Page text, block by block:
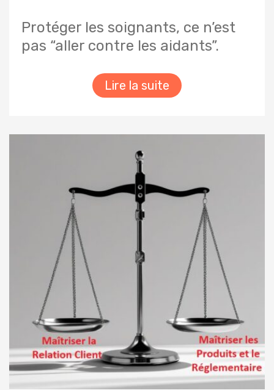
Protéger les soignants, ce n’est
pas “aller contre les aidants”.
Lire la suite